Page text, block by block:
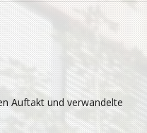
Auftakt und verwandelte